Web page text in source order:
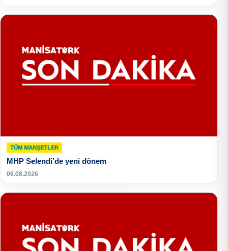
TÜM MANŞETLER
MHP Selendi’de yeni dönem
06.08.2026